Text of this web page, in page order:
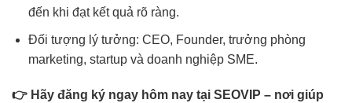
đến khi đạt kết quả rõ ràng.
Đối tượng lý tưởng: CEO, Founder, trưởng phòng
marketing, startup và doanh nghiệp SME.
👉 Hãy đăng ký ngay hôm nay tại SEOVIP – nơi giúp